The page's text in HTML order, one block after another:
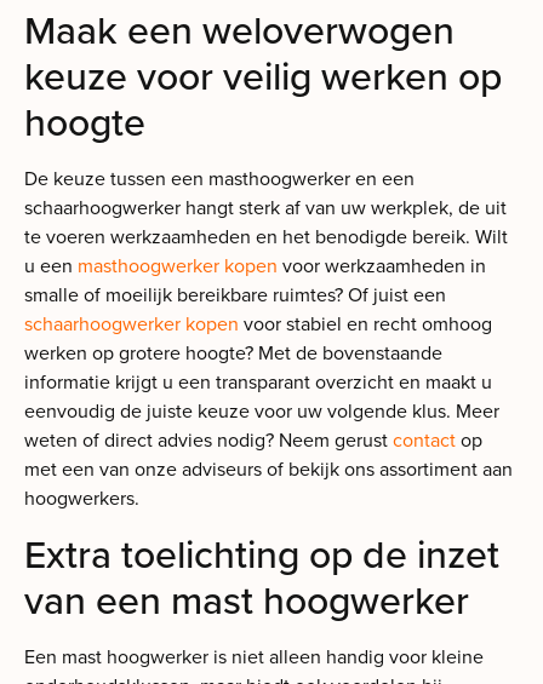
Maak een weloverwogen
keuze voor veilig werken op
hoogte
De keuze tussen een masthoogwerker en een
schaarhoogwerker hangt sterk af van uw werkplek, de uit
te voeren werkzaamheden en het benodigde bereik. Wilt
u een masthoogwerker kopen voor werkzaamheden in
smalle of moeilijk bereikbare ruimtes? Of juist een
schaarhoogwerker kopen voor stabiel en recht omhoog
werken op grotere hoogte? Met de bovenstaande
informatie krijgt u een transparant overzicht en maakt u
eenvoudig de juiste keuze voor uw volgende klus. Meer
weten of direct advies nodig? Neem gerustcontactop
met een van onze adviseurs of bekijk ons assortiment aan
hoogwerkers.
Extra toelichting op de inzet
van een mast hoogwerker
Een mast hoogwerker is niet alleen handig voor kleine